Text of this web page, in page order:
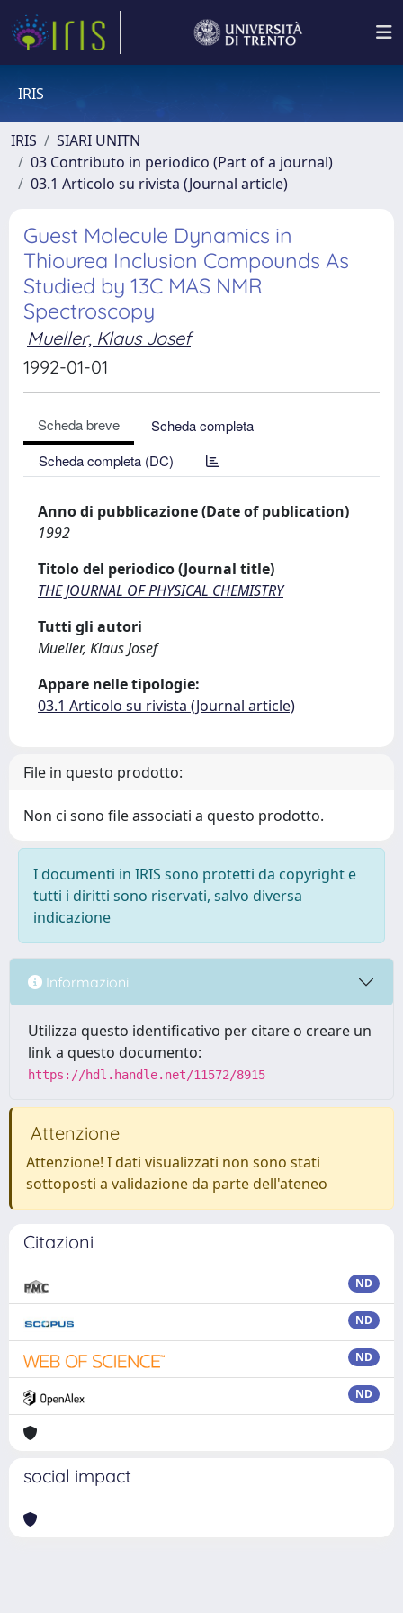
IRIS
IRIS
SIARI UNITN
03 Contributo in periodico (Part of a journal)
03.1 Articolo su rivista (Journal article)
Guest Molecule Dynamics in
Thiourea Inclusion Compounds As
Studied by 13C MAS NMR
Spectroscopy
Mueller, Klaus Josef
1992-01-01
Scheda breve
Scheda completa
Scheda completa (DC)
Anno di pubblicazione (Date of publication)
1992
Titolo del periodico (Journal title)
THE JOURNAL OF PHYSICAL CHEMISTRY
Tutti gli autori
Mueller, Klaus Josef
Appare nelle tipologie:
03.1 Articolo su rivista (Journal article)
File in questo prodotto:
Non ci sono file associati a questo prodotto.
I documenti in IRIS sono protetti da copyright e
tutti i diritti sono riservati, salvo diversa
indicazione
Informazioni
Utilizza questo identificativo per citare o creare un
link a questo documento:
https://hdl.handle.net/11572/8915
Attenzione
Attenzione! I dati visualizzati non sono stati
sottoposti a validazione da parte dell'ateneo
Citazioni
ND
ND
ND
ND
social impact